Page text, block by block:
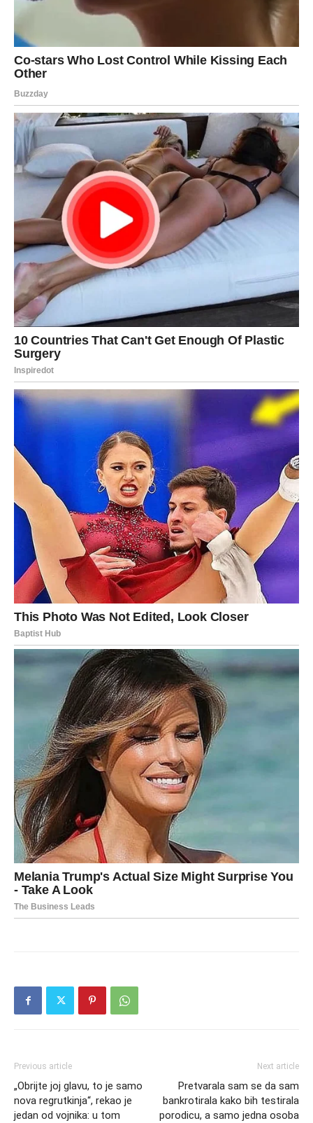
Previous article
„Obrijte joj glavu, to je samo
nova regrutkinja“, rekao je
jedan od vojnika: u tom
Next article
Pretvarala sam se da sam
bankrotirala kako bih testirala
porodicu, a samo jedna osoba